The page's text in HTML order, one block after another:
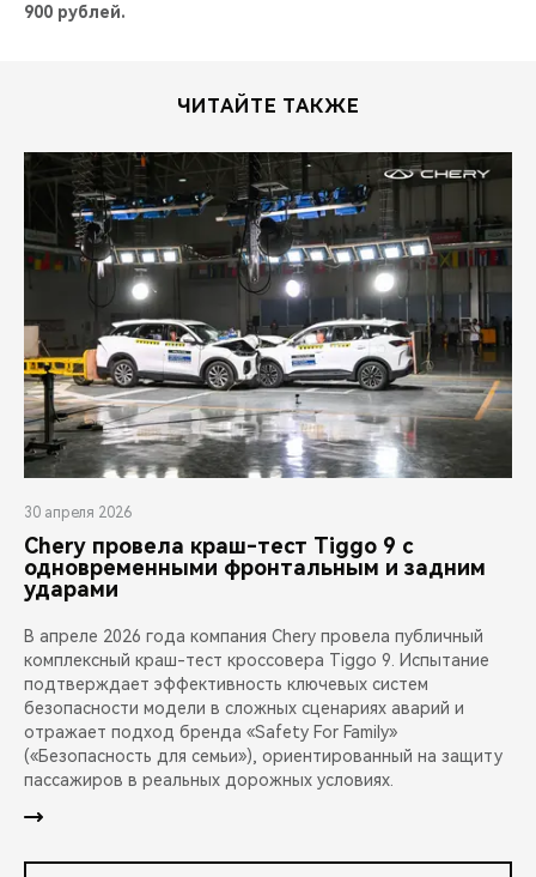
900 рублей.
ЧИТАЙТЕ ТАКЖЕ
30 апреля 2026
Chery провела краш-тест Tiggo 9 с
одновременными фронтальным и задним
ударами
В апреле 2026 года компания Chery провела публичный
комплексный краш-тест кроссовера Tiggo 9. Испытание
подтверждает эффективность ключевых систем
безопасности модели в сложных сценариях аварий и
отражает подход бренда «Safety For Family»
(«Безопасность для семьи»), ориентированный на защиту
пассажиров в реальных дорожных условиях.